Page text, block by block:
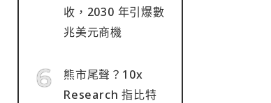
收，2030 年引爆數
兆美元商機
熊市尾聲？10x
Research 指比特